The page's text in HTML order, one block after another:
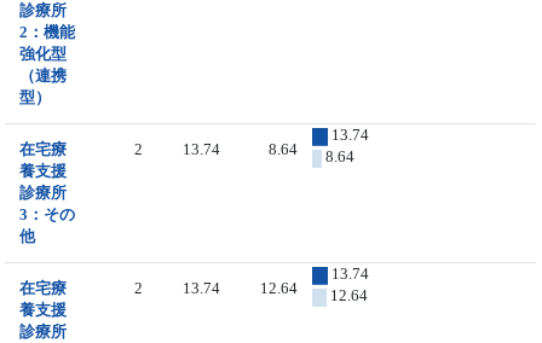
診療所
2：機能
強化型
（連携
型）
在宅療
養支援
診療所
3：その
他
2 13.74 8.64
13.74
8.64
在宅療
養支援
診療所
2 13.74 12.64
13.74
12.64